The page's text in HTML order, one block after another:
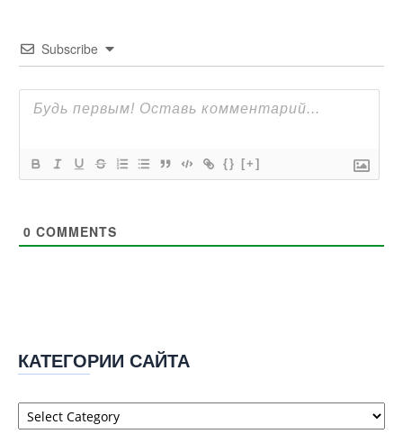
Subscribe
{} [+]
0 COMMENTS
КАТЕГОРИИ САЙТА
Категории
сайта